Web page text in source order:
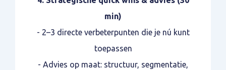
min)
- 2–3 directe verbeterpunten die je nú kunt
toepassen
- Advies op maat: structuur, segmentatie,